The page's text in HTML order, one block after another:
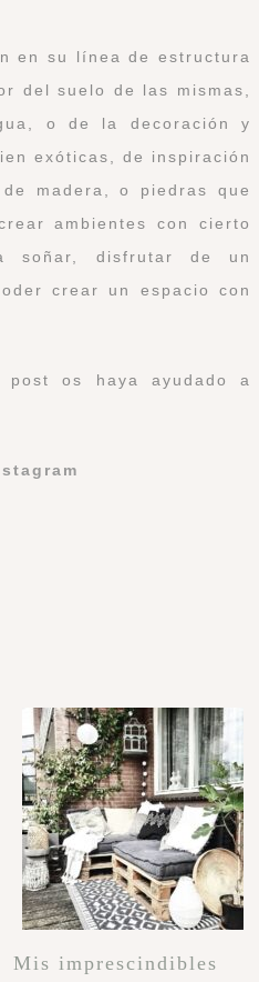
en su línea de estructura
del suelo de las mismas,
o de la decoración y
exóticas, de inspiración
madera, o piedras que
ambientes con cierto
soñar, disfrutar de un
crear un espacio con
post os haya ayudado a
Mis imprescindibles